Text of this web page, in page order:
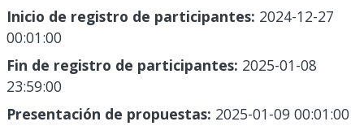
Inicio de registro de participantes: 2024-12-27
00:01:00
Fin de registro de participantes: 2025-01-08
23:59:00
Presentación de propuestas: 2025-01-09 00:01:00